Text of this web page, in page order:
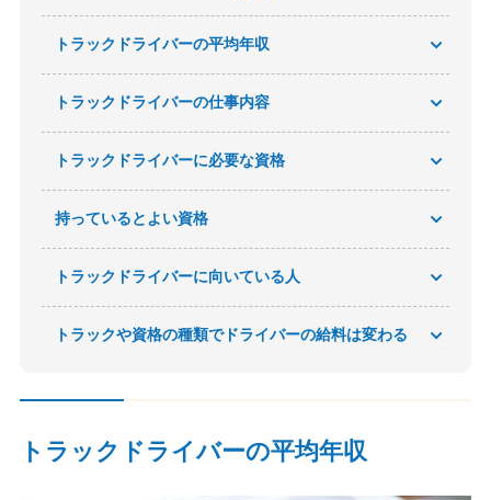
トラックドライバーの平均年収
トラックドライバーの仕事内容
トラックドライバーに必要な資格
持っているとよい資格
トラックドライバーに向いている人
トラックや資格の種類でドライバーの給料は変わる
トラックドライバーの平均年収